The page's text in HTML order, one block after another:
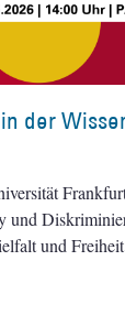
der
und
und